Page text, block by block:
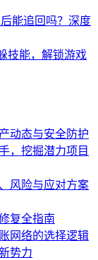
能追回吗？深度
技能，解锁游戏
动态与安全防护
，挖掘潜力项目
风险与应对方案
复全指南
网络的选择逻辑
势力